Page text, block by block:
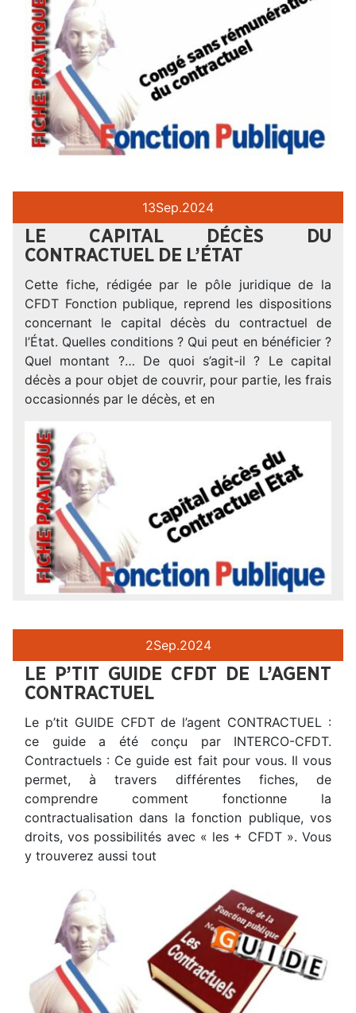
13Sep.2024
LE CAPITAL DÉCÈS DU
CONTRACTUEL DE L’ÉTAT
Cette fiche, rédigée par le pôle juridique de la
CFDT Fonction publique, reprend les dispositions
concernant le capital décès du contractuel de
l’État. Quelles conditions ? Qui peut en bénéficier ?
Quel montant ?… De quoi s’agit-il ? Le capital
décès a pour objet de couvrir, pour partie, les frais
occasionnés par le décès, et en
2Sep.2024
LE P’TIT GUIDE CFDT DE L’AGENT
CONTRACTUEL
Le p’tit GUIDE CFDT de l’agent CONTRACTUEL :
ce guide a été conçu par INTERCO-CFDT.
Contractuels : Ce guide est fait pour vous. Il vous
permet, à travers différentes fiches, de
comprendre comment fonctionne la
contractualisation dans la fonction publique, vos
droits, vos possibilités avec « les + CFDT ». Vous
y trouverez aussi tout